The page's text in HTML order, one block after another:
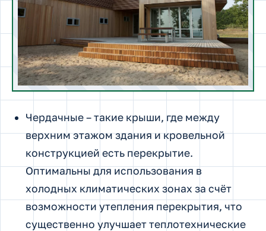
Чердачные – такие крыши, где между
верхним этажом здания и кровельной
конструкцией есть перекрытие.
Оптимальны для использования в
холодных климатических зонах за счёт
возможности утепления перекрытия, что
существенно улучшает теплотехнические